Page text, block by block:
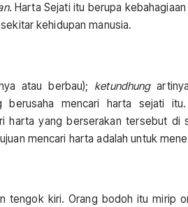
. Harta Sejati itu berupa
kehidupan manusia.
atau berbau); ketundhung
berusaha mencari harta sejati
harta yang berserakan tersebut di
mencari harta adalah untuk
tengok kiri. Orang bodoh itu mirip